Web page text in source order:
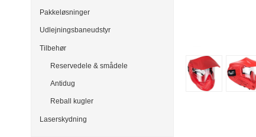
Pakkeløsninger
Udlejningsbaneudstyr
Tilbehør
Reservedele & smådele
Antidug
Reball kugler
Laserskydning